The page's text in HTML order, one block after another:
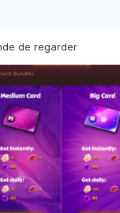
de regarder